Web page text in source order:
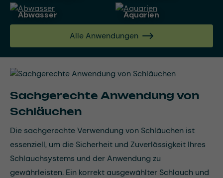
Abwasser
Aquarien
Alle Anwendungen
Sachgerechte Anwendung von
Schläuchen
Die sachgerechte Verwendung von Schläuchen ist
essenziell, um die Sicherheit und Zuverlässigkeit Ihres
Schlauchsystems und der Anwendung zu
gewährleisten. Ein korrekt ausgewählter Schlauch und